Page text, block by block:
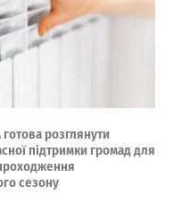
розглянути
підтримки громад для
сезону